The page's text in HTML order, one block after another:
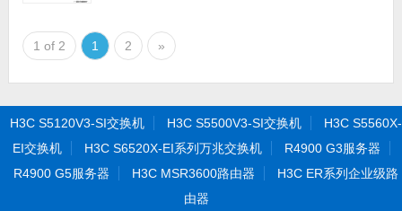
1 of 2 1 2 »
H3C S5120V3-SI交换机 H3C S5500V3-SI交换机
H3C S5560X-
EI交换机
H3C S6520X-EI系列万兆交换机
R4900 G3服务器
R4900 G5服务器
H3C MSR3600路由器
H3C ER系列企业级路
由器